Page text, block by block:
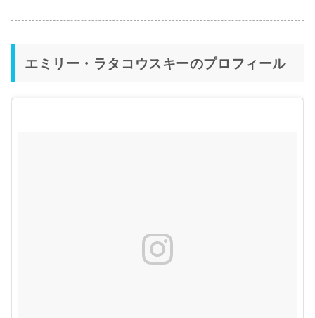
エミリー・ラタコウスキーのプロフィール